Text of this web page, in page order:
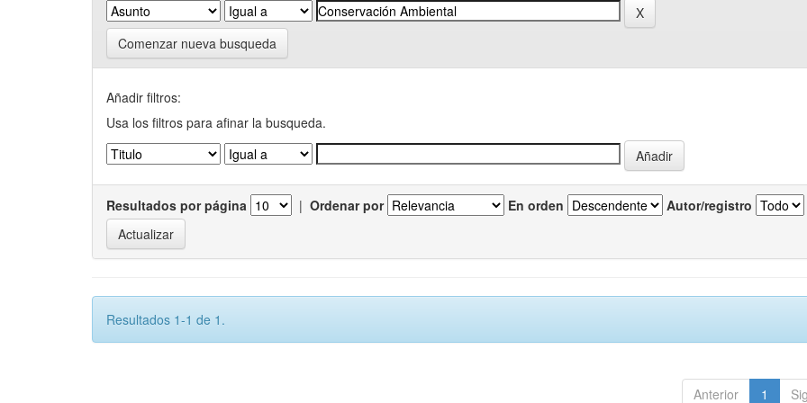
Comenzar nueva busqueda
Añadir filtros:
Usa los filtros para afinar la busqueda.
Resultados por página | Ordenar por En orden Autor/registro
Resultados 1-1 de 1.
Anterior 1